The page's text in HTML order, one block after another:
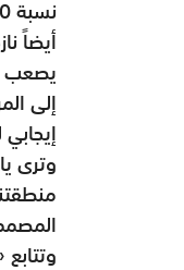
أيضاً
يصعب
إلى
وترى